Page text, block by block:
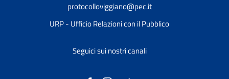
protocolloviggiano@pec.it
URP - Ufficio Relazioni con il Pubblico
Seguici sui nostri canali